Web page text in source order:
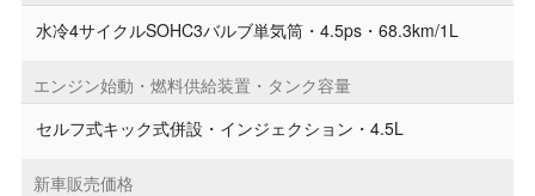
水冷4サイクルSOHC3バルブ単気筒・4.5ps・68.3km/1L
エンジン始動・燃料供給装置・タンク容量
セルフ式キック式併設・インジェクション・4.5L
新車販売価格